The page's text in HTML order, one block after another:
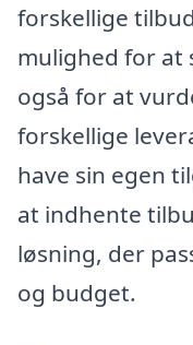
forskellige
mulighed for at
også for at
forskellige
have sin egen
at indhente
løsning, der
og budget.